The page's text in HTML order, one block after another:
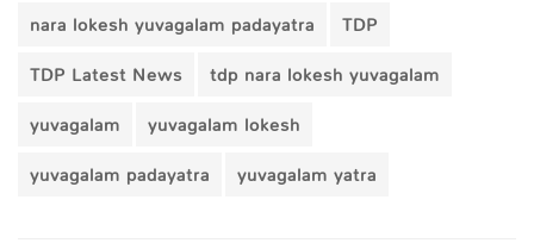
nara lokesh yuvagalam padayatra
TDP
TDP Latest News
tdp nara lokesh yuvagalam
yuvagalam
yuvagalam lokesh
yuvagalam padayatra
yuvagalam yatra